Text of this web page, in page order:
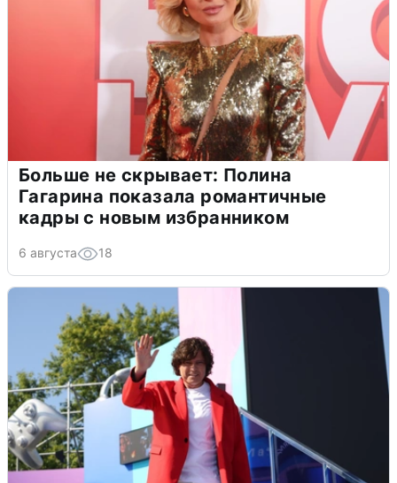
Больше не скрывает: Полина
Гагарина показала романтичные
кадры с новым избранником
6 августа 18